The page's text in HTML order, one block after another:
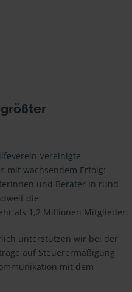
Vereinigte
mit wachsendem Erfolg:
und Berater in rund
die
als 1,2 Millionen Mitglieder.
unterstützen wir bei der
auf Steuerermäßigung
mit dem